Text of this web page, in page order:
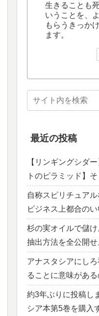
生きることも
いうことを、
もらうきっか
ます。
最近の投稿
【リンギングシダ
トのピラミッド】
自称スピリチュア
ビジネス上都合の
杉の実オイルで儲
抽出方法を全公開
アナスタシアにし
ることに意味があ
約3年ぶりに投稿し
シア本第5巻を購入